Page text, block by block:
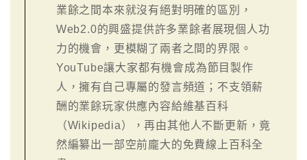
業餘之間本來就沒有絕對明確的區別，
Web2.0的興盛提供許多業餘者展現個人功
力的機會，更模糊了兩者之間的界限。
YouTube讓大家都有機會成為節目製作
人，擁有自己專屬的發言頻道；不支領薪
酬的業餘玩家供應內容給維基百科
（Wikipedia），再由其他人不斷更新，竟
然編纂出一部空前龐大的免費線上百科全